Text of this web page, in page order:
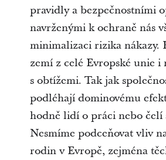
pravidly a bezpečnostními
navrženými k ochraně nás
minimalizaci rizika nákazy.
zemí z celé Evropské unie
s obtížemi. Tak jak
podléhají dominovému
hodně lidí o práci nebo čelí
Nesmíme podceňovat vliv
rodin v Evropě, zejména